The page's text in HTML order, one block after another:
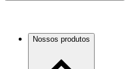
Nossos produtos